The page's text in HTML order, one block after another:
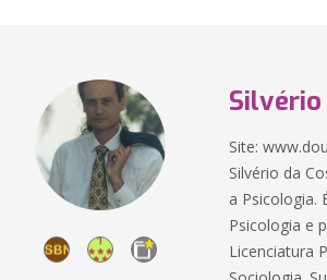
Silvério
Site:
Silvério da
a Psicologia.
Psicologia e
Licenciatura